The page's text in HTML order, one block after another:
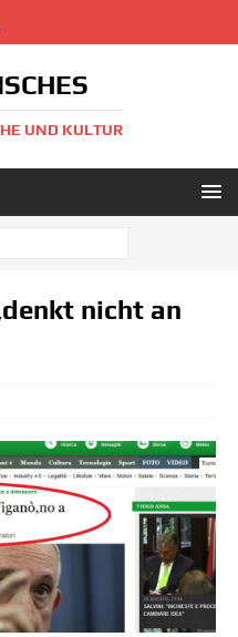
UND KULTUR
nicht an